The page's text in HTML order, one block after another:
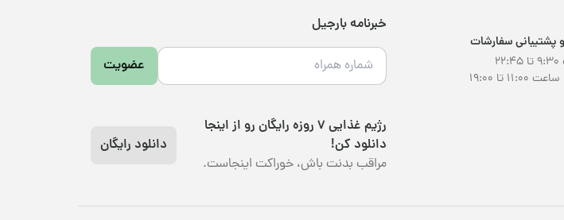
پشتیبانی سفارشات
تا ۱۹:۰۰
خبرنامه بارجیل
عضویت
رژیم غذایی 7 روزه رایگان رو از اینجا
دانلود کن!
مراقب بدنت باش، خوراکت اینجاست.
دانلود رایگان